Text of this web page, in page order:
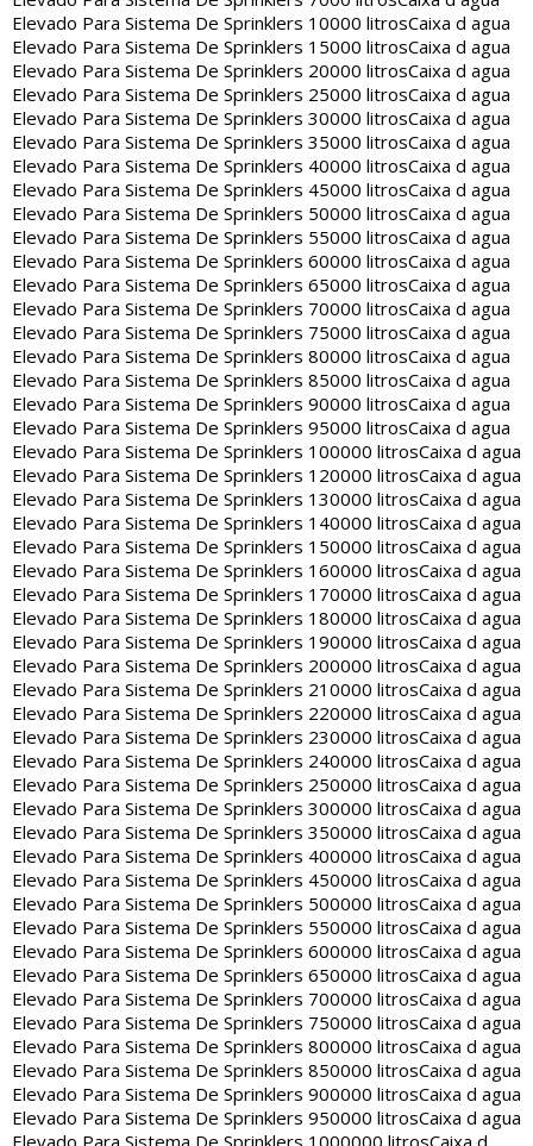
Elevado Para Sistema De Sprinklers 10000 litrosCaixa d agua
Elevado Para Sistema De Sprinklers 15000 litrosCaixa d agua
Elevado Para Sistema De Sprinklers 20000 litrosCaixa d agua
Elevado Para Sistema De Sprinklers 25000 litrosCaixa d agua
Elevado Para Sistema De Sprinklers 30000 litrosCaixa d agua
Elevado Para Sistema De Sprinklers 35000 litrosCaixa d agua
Elevado Para Sistema De Sprinklers 40000 litrosCaixa d agua
Elevado Para Sistema De Sprinklers 45000 litrosCaixa d agua
Elevado Para Sistema De Sprinklers 50000 litrosCaixa d agua
Elevado Para Sistema De Sprinklers 55000 litrosCaixa d agua
Elevado Para Sistema De Sprinklers 60000 litrosCaixa d agua
Elevado Para Sistema De Sprinklers 65000 litrosCaixa d agua
Elevado Para Sistema De Sprinklers 70000 litrosCaixa d agua
Elevado Para Sistema De Sprinklers 75000 litrosCaixa d agua
Elevado Para Sistema De Sprinklers 80000 litrosCaixa d agua
Elevado Para Sistema De Sprinklers 85000 litrosCaixa d agua
Elevado Para Sistema De Sprinklers 90000 litrosCaixa d agua
Elevado Para Sistema De Sprinklers 95000 litrosCaixa d agua
Elevado Para Sistema De Sprinklers 100000 litrosCaixa d agua
Elevado Para Sistema De Sprinklers 120000 litrosCaixa d agua
Elevado Para Sistema De Sprinklers 130000 litrosCaixa d agua
Elevado Para Sistema De Sprinklers 140000 litrosCaixa d agua
Elevado Para Sistema De Sprinklers 150000 litrosCaixa d agua
Elevado Para Sistema De Sprinklers 160000 litrosCaixa d agua
Elevado Para Sistema De Sprinklers 170000 litrosCaixa d agua
Elevado Para Sistema De Sprinklers 180000 litrosCaixa d agua
Elevado Para Sistema De Sprinklers 190000 litrosCaixa d agua
Elevado Para Sistema De Sprinklers 200000 litrosCaixa d agua
Elevado Para Sistema De Sprinklers 210000 litrosCaixa d agua
Elevado Para Sistema De Sprinklers 220000 litrosCaixa d agua
Elevado Para Sistema De Sprinklers 230000 litrosCaixa d agua
Elevado Para Sistema De Sprinklers 240000 litrosCaixa d agua
Elevado Para Sistema De Sprinklers 250000 litrosCaixa d agua
Elevado Para Sistema De Sprinklers 300000 litrosCaixa d agua
Elevado Para Sistema De Sprinklers 350000 litrosCaixa d agua
Elevado Para Sistema De Sprinklers 400000 litrosCaixa d agua
Elevado Para Sistema De Sprinklers 450000 litrosCaixa d agua
Elevado Para Sistema De Sprinklers 500000 litrosCaixa d agua
Elevado Para Sistema De Sprinklers 550000 litrosCaixa d agua
Elevado Para Sistema De Sprinklers 600000 litrosCaixa d agua
Elevado Para Sistema De Sprinklers 650000 litrosCaixa d agua
Elevado Para Sistema De Sprinklers 700000 litrosCaixa d agua
Elevado Para Sistema De Sprinklers 750000 litrosCaixa d agua
Elevado Para Sistema De Sprinklers 800000 litrosCaixa d agua
Elevado Para Sistema De Sprinklers 850000 litrosCaixa d agua
Elevado Para Sistema De Sprinklers 900000 litrosCaixa d agua
Elevado Para Sistema De Sprinklers 950000 litrosCaixa d agua